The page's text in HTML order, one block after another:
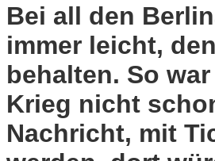
Bei all den
immer leicht,
behalten. So
Krieg nicht
Nachricht, mit